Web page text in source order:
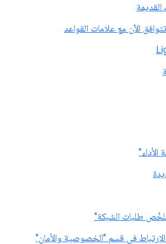
الآن مع علامات القواعد
طلبات الشبكة"
في قسم "الخصوصية والأمان"